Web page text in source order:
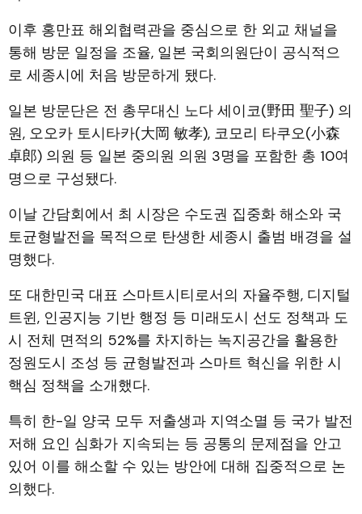
이후 홍만표 해외협력관을 중심으로 한 외교 채널을
통해 방문 일정을 조율, 일본 국회의원단이 공식적으
로 세종시에 처음 방문하게 됐다.
일본 방문단은 전 총무대신 노다 세이코(野田 聖子) 의
원, 오오카 토시타카(大岡 敏孝), 코모리 타쿠오(小森
卓郎) 의원 등 일본 중의원 의원 3명을 포함한 총 10여
명으로 구성됐다.
이날 간담회에서 최 시장은 수도권 집중화 해소와 국
토균형발전을 목적으로 탄생한 세종시 출범 배경을 설
명했다.
또 대한민국 대표 스마트시티로서의 자율주행, 디지털
트윈, 인공지능 기반 행정 등 미래도시 선도 정책과 도
시 전체 면적의 52%를 차지하는 녹지공간을 활용한
정원도시 조성 등 균형발전과 스마트 혁신을 위한 시
핵심 정책을 소개했다.
특히 한-일 양국 모두 저출생과 지역소멸 등 국가 발전
저해 요인 심화가 지속되는 등 공통의 문제점을 안고
있어 이를 해소할 수 있는 방안에 대해 집중적으로 논
의했다.